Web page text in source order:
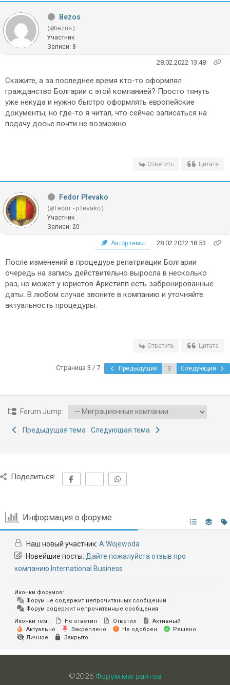
Bezos
(@bezos)
Участник
Записи: 8
28.02.2022 13:48
Скажите, а за последнее время кто-то оформлял
гражданство Болгарии с этой компанией? Просто тянуть
уже некуда и нужно быстро оформлять европейские
документы, но где-то я читал, что сейчас записаться на
подачу досье почти не возможно.
Ответить Цитата
Fedor Plevako
(@fedor-plevako)
Участник
Записи: 20
Автор темы 28.02.2022 18:53
После изменений в процедуре репатриации Болгарии
очередь на запись действительно выросла в несколько
раз, но может у юристов Аристипп есть забронированные
даты. В любом случае звоните в компанию и уточняйте
актуальность процедуры.
Ответить Цитата
Страница 3 / 7 Предыдущий Следующий
Forum Jump:
Предыдущая тема Следующая тема
Поделиться:
Информация о форуме
Наш новый участник: A.Wojewoda
Новейшие посты: Дайте пожалуйста отзыв про
компанию International Business
Иконки форумов:
Форум не содержит непрочитанных сообщений
Форум содержит непрочитанные сообщения
Иконки тем :
Не ответил Ответил
Активный
Актуально
Закреплено Не одобрен
Решено
Личное
Закрыто
©2026 Форум мигрантов